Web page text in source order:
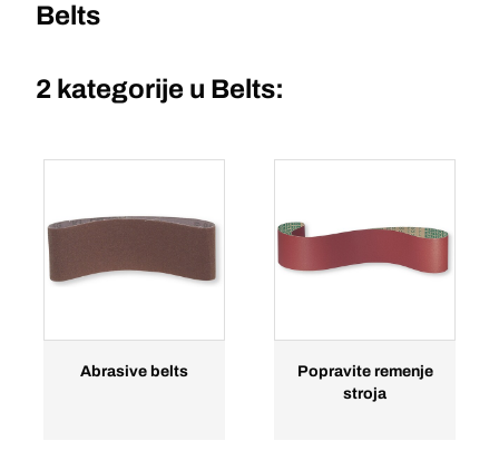
Belts
2 kategorije u Belts:
Abrasive belts
Popravite remenje
stroja